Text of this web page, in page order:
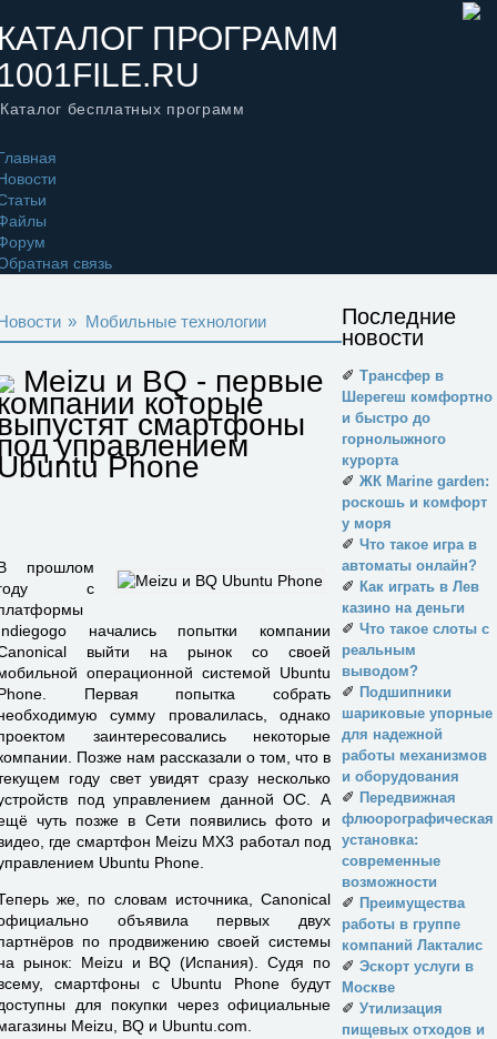
ПРОГРАММ
Каталог бесплатных программ
связь
» Мобильные технологии
Meizu и BQ - первые
которые
смартфоны
управлением
Phone
прошлом
с
начались попытки компании
выйти на рынок со своей
операционной системой Ubuntu
Первая попытка собрать
сумму провалилась, однако
заинтересовались некоторые
Позже нам рассказали о том, что в
году свет увидят сразу несколько
под управлением данной ОС. А
чуть позже в Сети появились фото и
где смартфон Meizu MX3 работал под
Ubuntu Phone.
же, по словам источника, Canonical
объявила первых двух
по продвижению своей системы
рынок: Meizu и BQ (Испания). Судя по
смартфоны с Ubuntu Phone будут
для покупки через официальные
Meizu, BQ и Ubuntu.com.
Последние
новости
✐ Трансфер в
Шерегеш комфортно
и быстро до
горнолыжного
курорта
✐ ЖК Marine garden:
роскошь и комфорт
у моря
✐ Что такое игра в
автоматы онлайн?
✐ Как играть в Лев
казино на деньги
✐ Что такое слоты с
реальным
выводом?
✐ Подшипники
шариковые упорные
для надежной
работы механизмов
и оборудования
✐ Передвижная
флюорографическая
установка:
современные
возможности
✐ Преимущества
работы в группе
компаний Лакталис
✐ Эскорт услуги в
Москве
✐ Утилизация
пищевых отходов и